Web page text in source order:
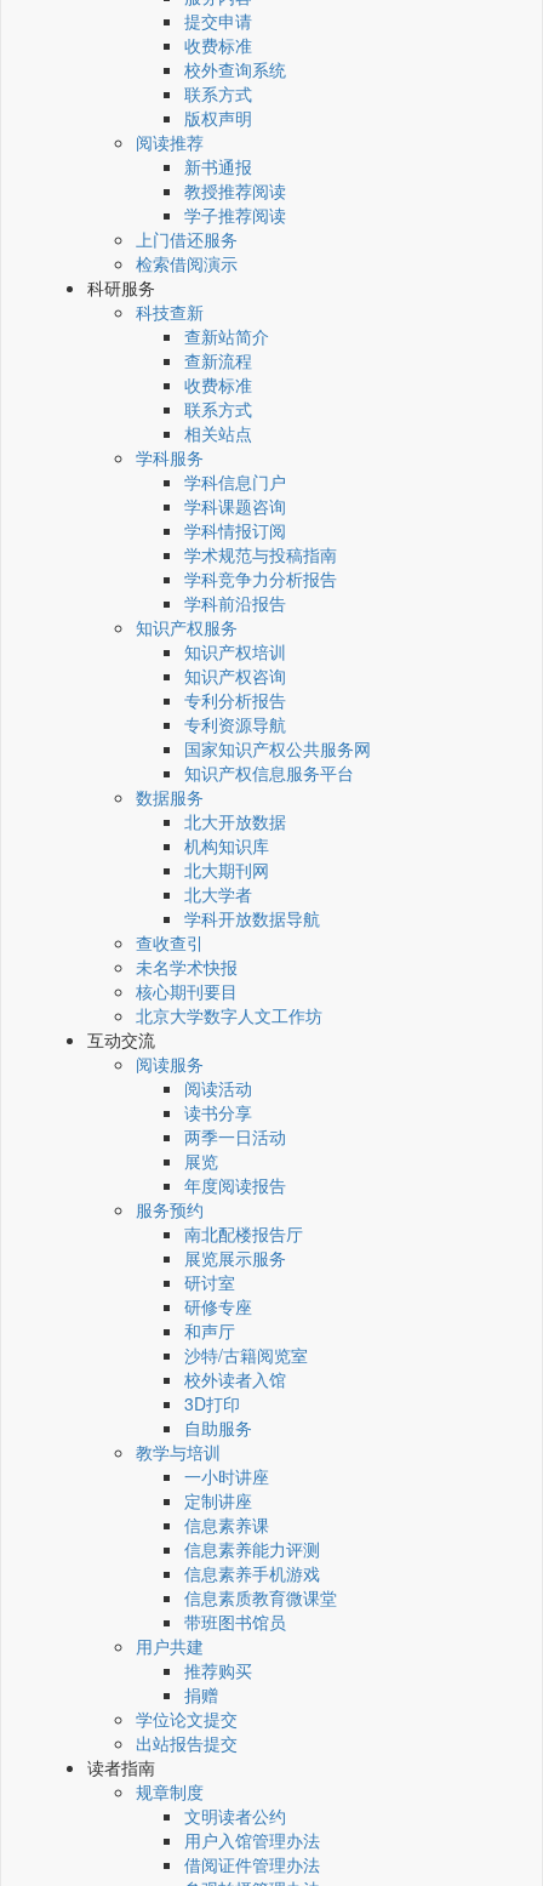
提交申请
收费标准
校外查询系统
联系方式
版权声明
阅读推荐
新书通报
教授推荐阅读
学子推荐阅读
上门借还服务
检索借阅演示
科研服务
科技查新
查新站简介
查新流程
收费标准
联系方式
相关站点
学科服务
学科信息门户
学科课题咨询
学科情报订阅
学术规范与投稿指南
学科竞争力分析报告
学科前沿报告
知识产权服务
知识产权培训
知识产权咨询
专利分析报告
专利资源导航
国家知识产权公共服务网
知识产权信息服务平台
数据服务
北大开放数据
机构知识库
北大期刊网
北大学者
学科开放数据导航
查收查引
未名学术快报
核心期刊要目
北京大学数字人文工作坊
互动交流
阅读服务
阅读活动
读书分享
两季一日活动
展览
年度阅读报告
服务预约
南北配楼报告厅
展览展示服务
研讨室
研修专座
和声厅
沙特/古籍阅览室
校外读者入馆
3D打印
自助服务
教学与培训
一小时讲座
定制讲座
信息素养课
信息素养能力评测
信息素养手机游戏
信息素质教育微课堂
带班图书馆员
用户共建
推荐购买
捐赠
学位论文提交
出站报告提交
读者指南
规章制度
文明读者公约
用户入馆管理办法
借阅证件管理办法